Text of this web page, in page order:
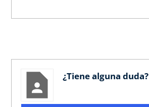
¿Tiene alguna duda?